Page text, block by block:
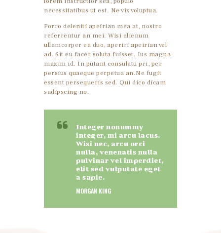
necessitatibus ut est. Ne vix voluptua.
Porro deleniti apeirian mea at, nostro
referrentur an mei. Wisi alienum
ullamcorper ea duo, aperiri apeirian vel
ad. Sit eu facer soluta fuisset. Ius magna
mazim id. In putant consulatu pri, per
persius quaeque perpetua an.Ne fugit
essent persequeris sed. Qui dico dicam
sadipscing no.
Integer nonummy
integer, mi arcu lacus.
Wisi nec, arcu orci
nulla, venenatis nulla
pulvinar vel imperdiet,
elit sed vulputate eget
a sapie.
MORGAN KING